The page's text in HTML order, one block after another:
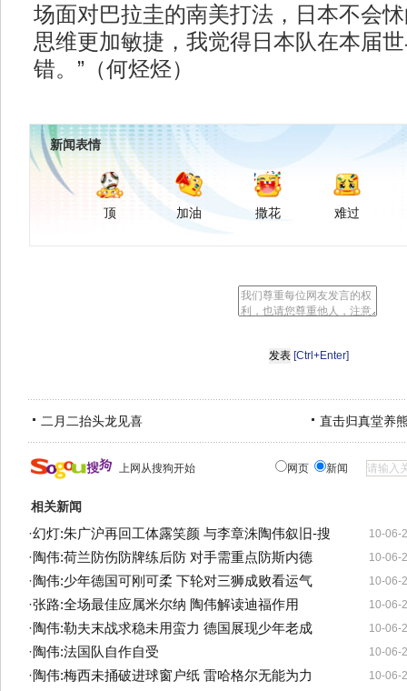
场面对巴拉圭的南美打法，日本不会
思维更加敏捷，我觉得日本队在本届
错。”（何烃烃）
新闻表情
顶 加油 撒花 难过
[Ctrl+Enter]
二月二抬头龙见喜 直击归真堂养
上网从搜狗开始 网页 新闻
相关新闻
10-06-
·幻灯:朱广沪再回工体露笑颜 与李章洙陶伟叙旧-搜
10-06-
·陶伟:荷兰防伤防牌练后防 对手需重点防斯内德
10-06-
·陶伟:少年德国可刚可柔 下轮对三狮成败看运气
10-06-
·张路:全场最佳应属米尔纳 陶伟解读迪福作用
10-06-
·陶伟:勒夫末战求稳未用蛮力 德国展现少年老成
10-06-
·陶伟:法国队自作自受
10-06-
·陶伟:梅西未捅破进球窗户纸 雷哈格尔无能为力